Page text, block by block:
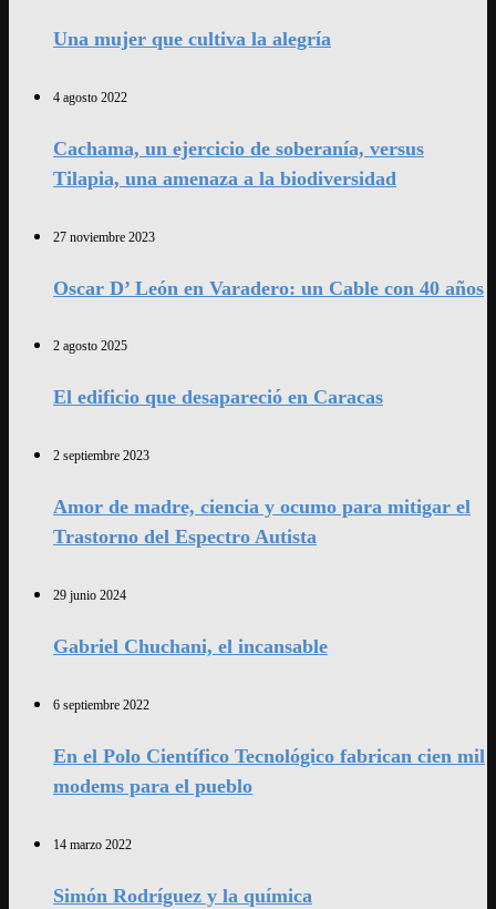
Una mujer que cultiva la alegría
4 agosto 2022
Cachama, un ejercicio de soberanía, versus
Tilapia, una amenaza a la biodiversidad
27 noviembre 2023
Oscar D’ León en Varadero: un Cable con 40 años
2 agosto 2025
El edificio que desapareció en Caracas
2 septiembre 2023
Amor de madre, ciencia y ocumo para mitigar el
Trastorno del Espectro Autista
29 junio 2024
Gabriel Chuchani, el incansable
6 septiembre 2022
En el Polo Científico Tecnológico fabrican cien mil
modems para el pueblo
14 marzo 2022
Simón Rodríguez y la química